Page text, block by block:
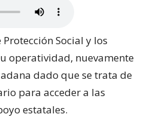
Social y los
operatividad, nuevamente
dado que se trata de
para acceder a las
estatales.